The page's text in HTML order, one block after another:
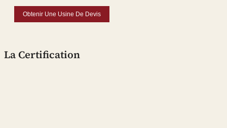
Obtenir Une Usine De Devis
La Certification